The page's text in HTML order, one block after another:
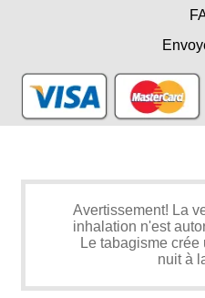
Avertissement! La
inhalation n'est
Le tabagisme
nuit à